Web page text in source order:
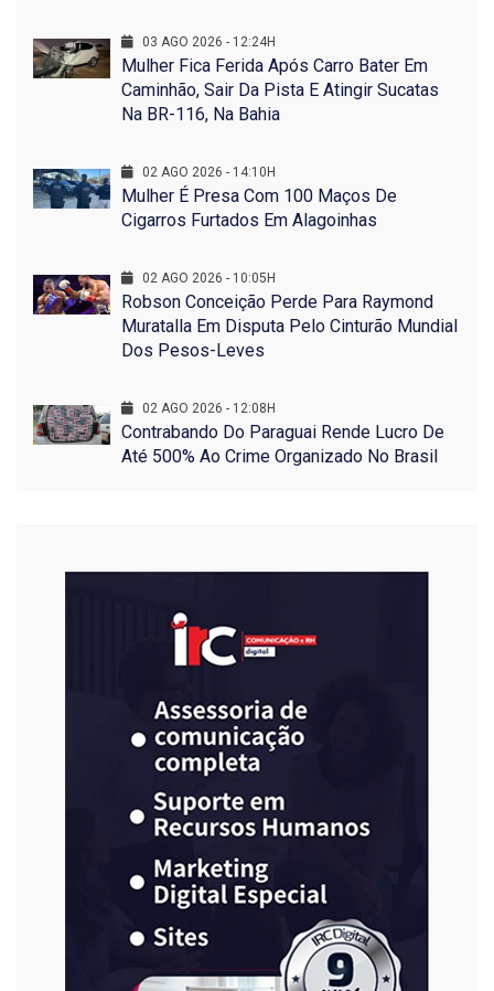
03 AGO 2026 - 12:24H
Mulher Fica Ferida Após Carro Bater Em
Caminhão, Sair Da Pista E Atingir Sucatas
Na BR-116, Na Bahia
02 AGO 2026 - 14:10H
Mulher É Presa Com 100 Maços De
Cigarros Furtados Em Alagoinhas
02 AGO 2026 - 10:05H
Robson Conceição Perde Para Raymond
Muratalla Em Disputa Pelo Cinturão Mundial
Dos Pesos-Leves
02 AGO 2026 - 12:08H
Contrabando Do Paraguai Rende Lucro De
Até 500% Ao Crime Organizado No Brasil